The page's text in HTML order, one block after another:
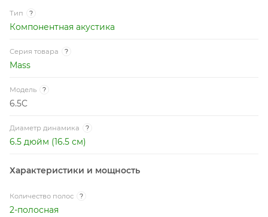
Тип ?
Компонентная акустика
Серия товара ?
Mass
Модель ?
6.5C
Диаметр динамика ?
6.5 дюйм (16.5 см)
Характеристики и мощность
Количество полос ?
2-полосная